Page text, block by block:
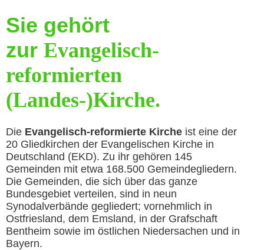
Sie gehört
zur Evangelisch-
reformierten
(Landes-)Kirche.
Die Evangelisch-reformierte Kirche ist eine der
20 Gliedkirchen der Evangelischen Kirche in
Deutschland (EKD). Zu ihr gehören 145
Gemeinden mit etwa 168.500 Gemeindegliedern.
Die Gemeinden, die sich über das ganze
Bundesgebiet verteilen, sind in neun
Synodalverbände gegliedert; vornehmlich in
Ostfriesland, dem Emsland, in der Grafschaft
Bentheim sowie im östlichen Niedersachen und in
Bayern.